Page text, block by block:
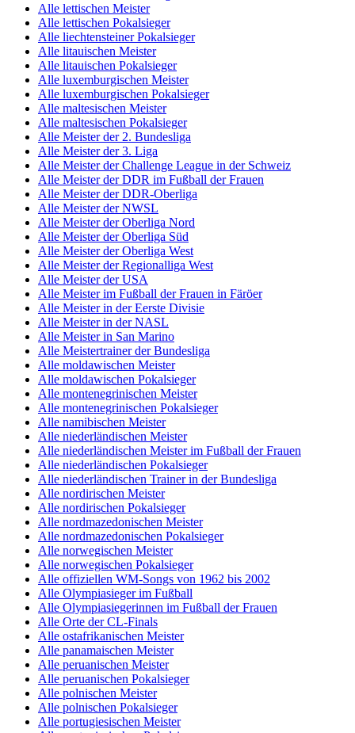
Alle lettischen Meister
Alle lettischen Pokalsieger
Alle liechtensteiner Pokalsieger
Alle litauischen Meister
Alle litauischen Pokalsieger
Alle luxemburgischen Meister
Alle luxemburgischen Pokalsieger
Alle maltesischen Meister
Alle maltesischen Pokalsieger
Alle Meister der 2. Bundesliga
Alle Meister der 3. Liga
Alle Meister der Challenge League in der Schweiz
Alle Meister der DDR im Fußball der Frauen
Alle Meister der DDR-Oberliga
Alle Meister der NWSL
Alle Meister der Oberliga Nord
Alle Meister der Oberliga Süd
Alle Meister der Oberliga West
Alle Meister der Regionalliga West
Alle Meister der USA
Alle Meister im Fußball der Frauen in Färöer
Alle Meister in der Eerste Divisie
Alle Meister in der NASL
Alle Meister in San Marino
Alle Meistertrainer der Bundesliga
Alle moldawischen Meister
Alle moldawischen Pokalsieger
Alle montenegrinischen Meister
Alle montenegrinischen Pokalsieger
Alle namibischen Meister
Alle niederländischen Meister
Alle niederländischen Meister im Fußball der Frauen
Alle niederländischen Pokalsieger
Alle niederländischen Trainer in der Bundesliga
Alle nordirischen Meister
Alle nordirischen Pokalsieger
Alle nordmazedonischen Meister
Alle nordmazedonischen Pokalsieger
Alle norwegischen Meister
Alle norwegischen Pokalsieger
Alle offiziellen WM-Songs von 1962 bis 2002
Alle Olympiasieger im Fußball
Alle Olympiasiegerinnen im Fußball der Frauen
Alle Orte der CL-Finals
Alle ostafrikanischen Meister
Alle panamaischen Meister
Alle peruanischen Meister
Alle peruanischen Pokalsieger
Alle polnischen Meister
Alle polnischen Pokalsieger
Alle portugiesischen Meister